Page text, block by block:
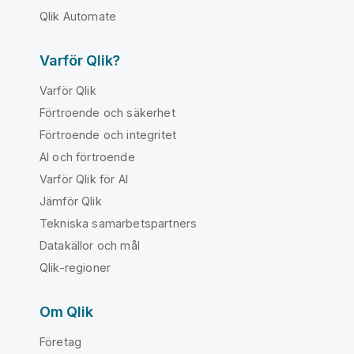
Qlik Automate
Varför Qlik?
Varför Qlik
Förtroende och säkerhet
Förtroende och integritet
AI och förtroende
Varför Qlik för AI
Jämför Qlik
Tekniska samarbetspartners
Datakällor och mål
Qlik-regioner
Om Qlik
Företag